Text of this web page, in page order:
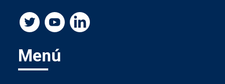
Menú